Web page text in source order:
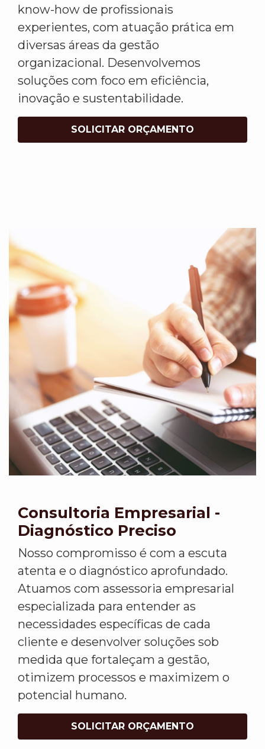
know-how de profissionais
experientes, com atuação prática em
diversas áreas da gestão
organizacional. Desenvolvemos
soluções com foco em eficiência,
inovação e sustentabilidade.
SOLICITAR ORÇAMENTO
Consultoria Empresarial -
Diagnóstico Preciso
Nosso compromisso é com a escuta
atenta e o diagnóstico aprofundado.
Atuamos com assessoria empresarial
especializada para entender as
necessidades específicas de cada
cliente e desenvolver soluções sob
medida que fortaleçam a gestão,
otimizem processos e maximizem o
potencial humano.
SOLICITAR ORÇAMENTO